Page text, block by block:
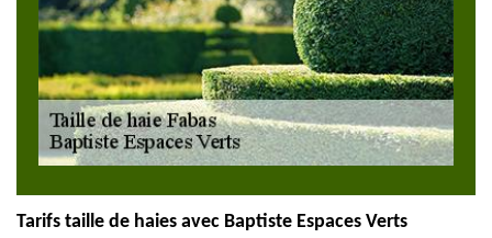
Tarifs taille de haies avec Baptiste Espaces Verts